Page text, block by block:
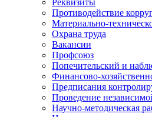
Противодействие
Материально-
Охрана труда
Вакансии
Профсоюз
Попечительский и
Финансово-
Предписания
Проведение
Научно-методическая